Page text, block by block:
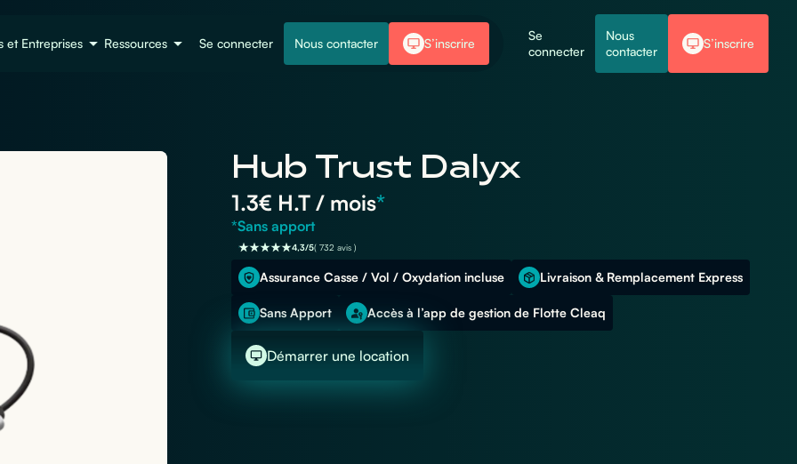
et Entreprises Ressources Se connecter Nous contacter S’inscrire
Se
connecter
Nous
contacter
S’inscrire
Hub Trust Dalyx
1.3€ H.T / mois*
*Sans apport
4,3/5( 732 avis )
Assurance Casse / Vol / Oxydation incluse Livraison & Remplacement Express
Sans Apport Accès à l’app de gestion de Flotte Cleaq
Démarrer une location